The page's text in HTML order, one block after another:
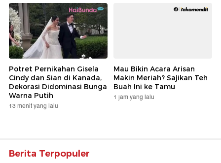
Potret Pernikahan Gisela
Cindy dan Sian di Kanada,
Dekorasi Didominasi Bunga
Warna Putih
13 menit yang lalu
Mau Bikin Acara Arisan
Makin Meriah? Sajikan Teh
Buah Ini ke Tamu
1 jam yang lalu
Berita Terpopuler